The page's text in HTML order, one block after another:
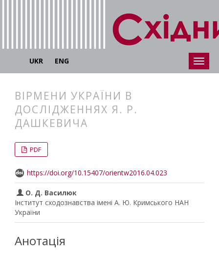
UKR ENG
ВІРМЕНИ УКРАЇНИ В
ДОСЛІДЖЕННЯХ Я. Р.
ДАШКЕВИЧА
PDF
https://doi.org/10.15407/orientw2016.04.023
О. Д. Василюк
Інститут сходознавства імені А. Ю. Кримського НАН
України
Анотація